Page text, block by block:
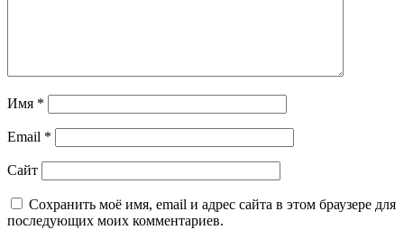
Имя *
Email *
Сайт
Сохранить моё имя, email и адрес сайта в этом браузере для
последующих моих комментариев.